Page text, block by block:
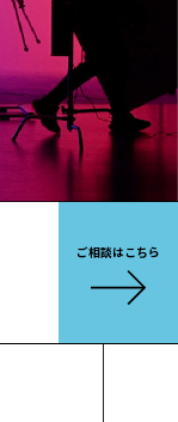
ご相談はこちら